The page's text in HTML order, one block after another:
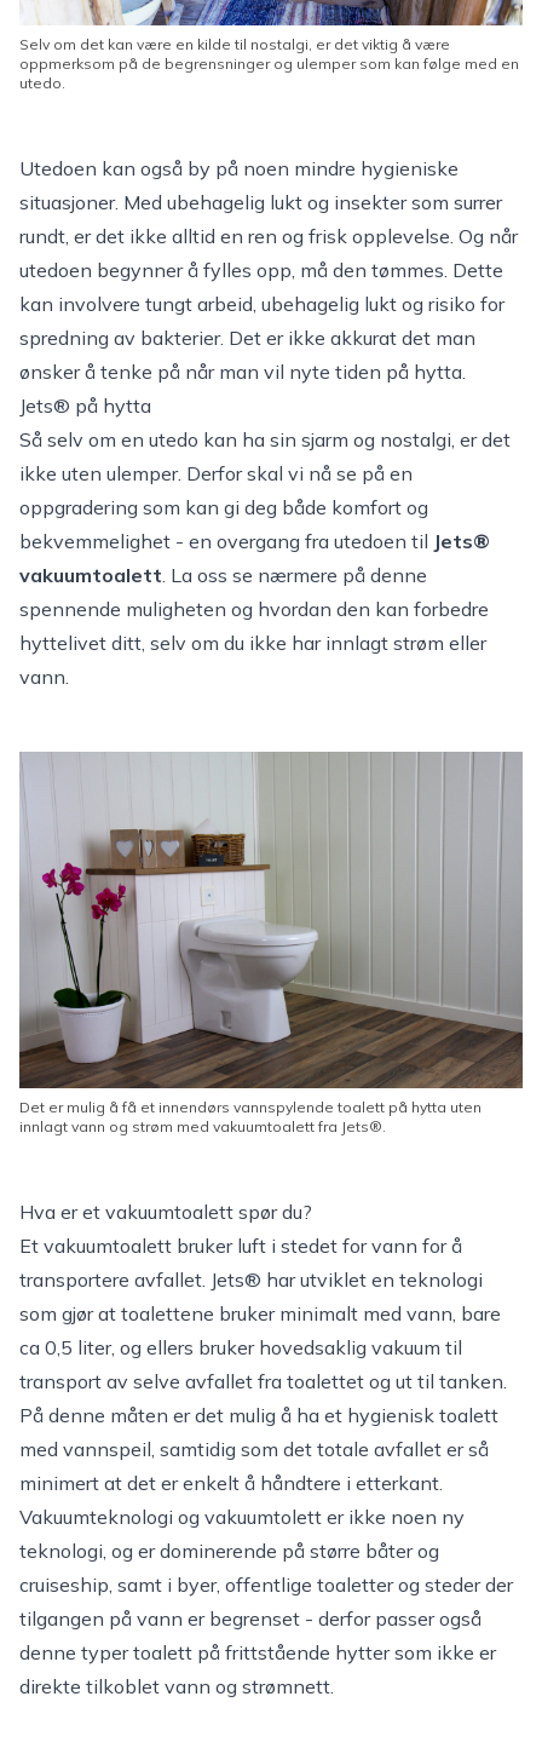
Selv om det kan være en kilde til nostalgi, er det viktig å være
oppmerksom på de begrensninger og ulemper som kan følge med en
utedo.
Utedoen kan også by på noen mindre hygieniske
situasjoner. Med ubehagelig lukt og insekter som surrer
rundt, er det ikke alltid en ren og frisk opplevelse. Og når
utedoen begynner å fylles opp, må den tømmes. Dette
kan involvere tungt arbeid, ubehagelig lukt og risiko for
spredning av bakterier. Det er ikke akkurat det man
ønsker å tenke på når man vil nyte tiden på hytta.
Jets® på hytta
Så selv om en utedo kan ha sin sjarm og nostalgi, er det
ikke uten ulemper. Derfor skal vi nå se på en
oppgradering som kan gi deg både komfort og
bekvemmelighet - en overgang fra utedoen til Jets®
vakuumtoalett. La oss se nærmere på denne
spennende muligheten og hvordan den kan forbedre
hyttelivet ditt, selv om du ikke har innlagt strøm eller
vann.
Det er mulig å få et innendørs vannspylende toalett på hytta uten
innlagt vann og strøm med vakuumtoalett fra Jets®.
Hva er et vakuumtoalett spør du?
Et vakuumtoalett bruker luft i stedet for vann for å
transportere avfallet. Jets® har utviklet en teknologi
som gjør at toalettene bruker minimalt med vann, bare
ca 0,5 liter, og ellers bruker hovedsaklig vakuum til
transport av selve avfallet fra toalettet og ut til tanken.
På denne måten er det mulig å ha et hygienisk toalett
med vannspeil, samtidig som det totale avfallet er så
minimert at det er enkelt å håndtere i etterkant.
Vakuumteknologi og vakuumtolett er ikke noen ny
teknologi, og er dominerende på større båter og
cruiseship, samt i byer, offentlige toaletter og steder der
tilgangen på vann er begrenset - derfor passer også
denne typer toalett på frittstående hytter som ikke er
direkte tilkoblet vann og strømnett.